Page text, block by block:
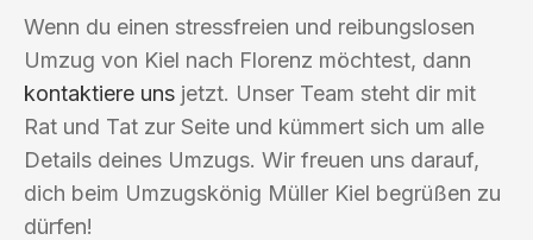
Wenn du einen stressfreien und reibungslosen
Umzug von Kiel nach Florenz möchtest, dann
kontaktiere uns jetzt. Unser Team steht dir mit
Rat und Tat zur Seite und kümmert sich um alle
Details deines Umzugs. Wir freuen uns darauf,
dich beim Umzugskönig Müller Kiel begrüßen zu
dürfen!